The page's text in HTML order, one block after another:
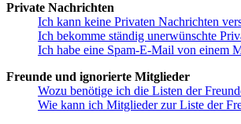
Private Nachrichten
Ich kann keine Privaten Nachrichten
Ich bekomme ständig unerwünschte
Ich habe eine Spam-E-Mail von einem
Freunde und ignorierte Mitglieder
Wozu benötige ich die Listen der
Wie kann ich Mitglieder zur Liste der